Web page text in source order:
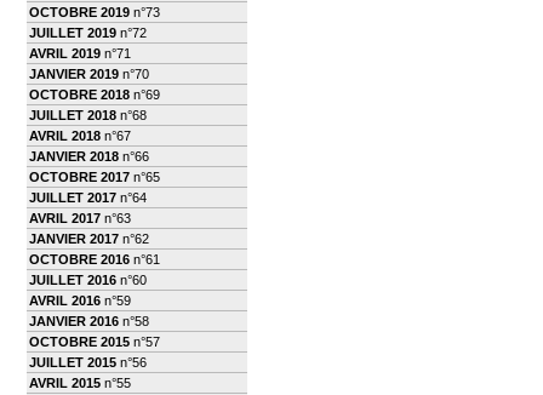
OCTOBRE 2019 n°73
JUILLET 2019 n°72
AVRIL 2019 n°71
JANVIER 2019 n°70
OCTOBRE 2018 n°69
JUILLET 2018 n°68
AVRIL 2018 n°67
JANVIER 2018 n°66
OCTOBRE 2017 n°65
JUILLET 2017 n°64
AVRIL 2017 n°63
JANVIER 2017 n°62
OCTOBRE 2016 n°61
JUILLET 2016 n°60
AVRIL 2016 n°59
JANVIER 2016 n°58
OCTOBRE 2015 n°57
JUILLET 2015 n°56
AVRIL 2015 n°55